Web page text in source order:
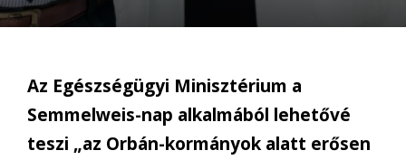
Az Egészségügyi Minisztérium a
Semmelweis-nap alkalmából lehetővé
teszi „az Orbán-kormányok alatt erősen